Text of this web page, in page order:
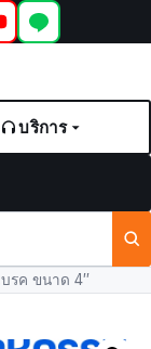
บริการ
บรค ขนาด 4″